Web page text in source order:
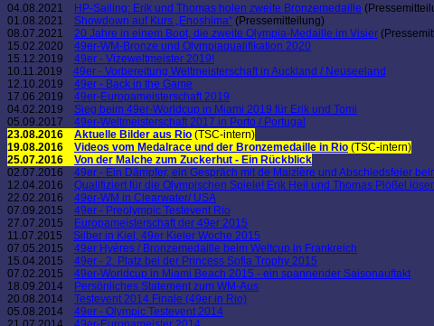
04.08.2021 HP-Sailing: Erik und Thomas holen zweite Bronzemedaille
01.08.2021 Showdown auf Kurs „Enoshima“ (Pressemitteilung)
08.07.2021 20 Jahre in einem Boot, die zweite Olympia-Medaille im Visier
15.02.2020 49er-WM-Bronze und Olympiaqualifikation 2020
15.12.2019 49er - Vizeweltmeister 2019!
10.11.2019 49er - Vorbereitung Weltmeisterschaft in Auckland / Neuseeland
12.10.2019 49er - Back in the Game
17.06.2019 49er-Europameisterschaft 2019
04.02.2019 Sieg beim 49er-Worldcup in Miami 2019 für Erik und Tomi
05.09.2017 49er-Weltmeisterschaft 2017 in Porto / Portugal
23.08.2016
Aktuelle Bilder aus Rio (TSC-intern)
19.08.2016 Videos vom Medalrace und der Bronzemedaille in Rio (TSC-intern)
25.07.2016 Von der Malche zum Zuckerhut - Ein Rückblick
02.07.2016 49er - Ein Dämpfer, ein Gespräch mit de Maizière und Abschiedsfeier
12.04.2016 Qualifiziert für die Olympischen Spiele! Erik Heil und Thomas Plößel
22.02.2016 49er-WM in Clearwater/ USA
07.09.2015 49er - Preolympic Testevent Rio
27.07.2015 Europameisterschaft der 49er 2015
11.07.2015 Silber in Kiel, 49er Kieler Woche 2015
07.05.2015 49er Hyères / Bronzemedaille beim Weltcup in Frankreich
15.04.2015 49er - 2. Platz bei der Princess Sofia Trophy 2015
07.02.2015 49er-Worldcup in Miami Beach 2015 - ein spannender Saisonauftakt
18.09.2014 Persönliches Statement zum WM-Aus
20.08.2014 Testevent 2014 Finale (49er in Rio)
05.08.2014 49er - Olympic Testevent 2014